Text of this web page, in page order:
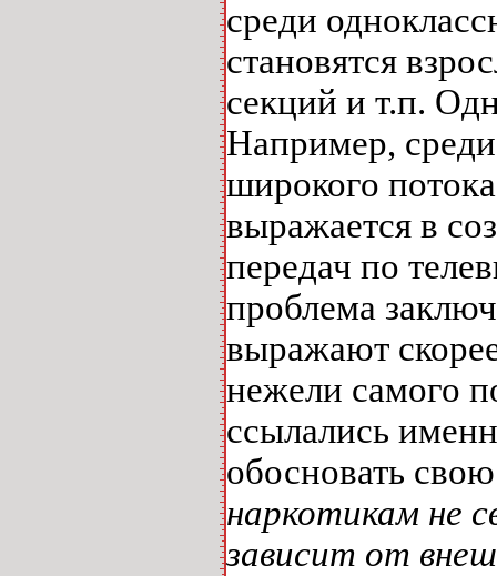
среди
становятся
секций и т.п.
Например, среди
широкого
выражается в
передач по
проблема
выражают
нежели самого
ссылались
обосновать
наркотикам не
зависит от